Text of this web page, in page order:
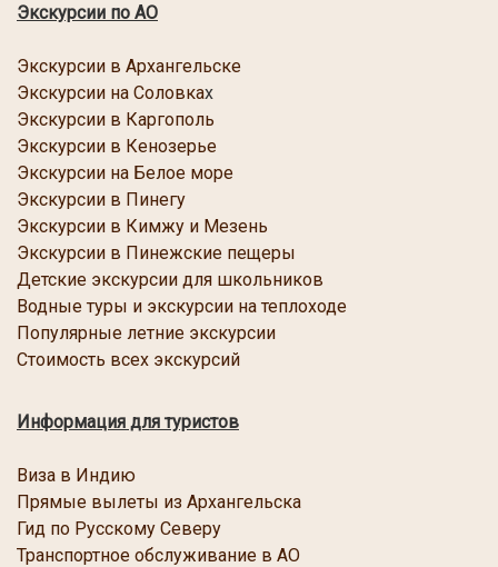
Экскурсии по АО
Экскурсии в Архангельске
Экскурсии на Соловках
Экскурсии в Каргополь
Экскурсии в Кенозерье
Экскурсии на Белое море
Экскурсии в Пинегу
Экскурсии в Кимжу и Мезень
Экскурсии в Пинежские пещеры
Детские экскурсии для школьников
Водные туры и экскурсии на теплоходе
Популярные летние экскурсии
Стоимость всех экскурсий
Информация для туристов
Виза в Индию
Прямые вылеты из Архангельска
Гид по Русскому Северу
Транспортное обслуживание в АО